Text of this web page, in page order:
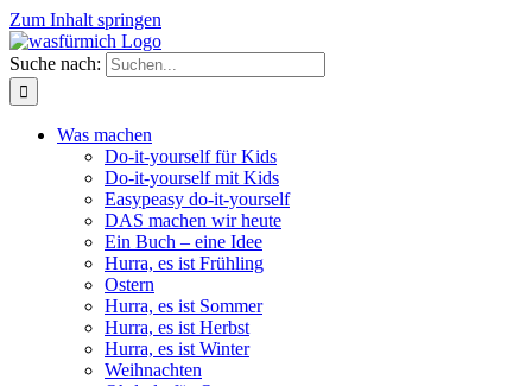
Zum Inhalt springen
Suche nach:
Was machen
Do-it-yourself für Kids
Do-it-yourself mit Kids
Easypeasy do-it-yourself
DAS machen wir heute
Ein Buch – eine Idee
Hurra, es ist Frühling
Ostern
Hurra, es ist Sommer
Hurra, es ist Herbst
Hurra, es ist Winter
Weihnachten